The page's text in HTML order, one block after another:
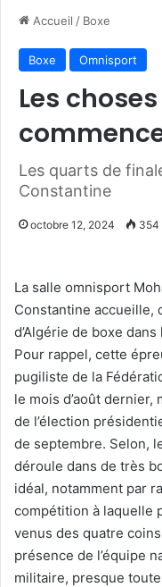
Accueil / Boxe
Boxe Omnisport
Les
Les quarts de
Constantine
octobre 12, 2024 354
La salle omnisport
Constantine accueille,
d’Algérie de boxe
Pour rappel, cette
pugiliste de la
le mois d’août
de l’élection
de septembre. Selon,
déroule dans de très
idéal, notamment par
compétition à laquelle
venus des quatre
présence de l’équipe
militaire, presque